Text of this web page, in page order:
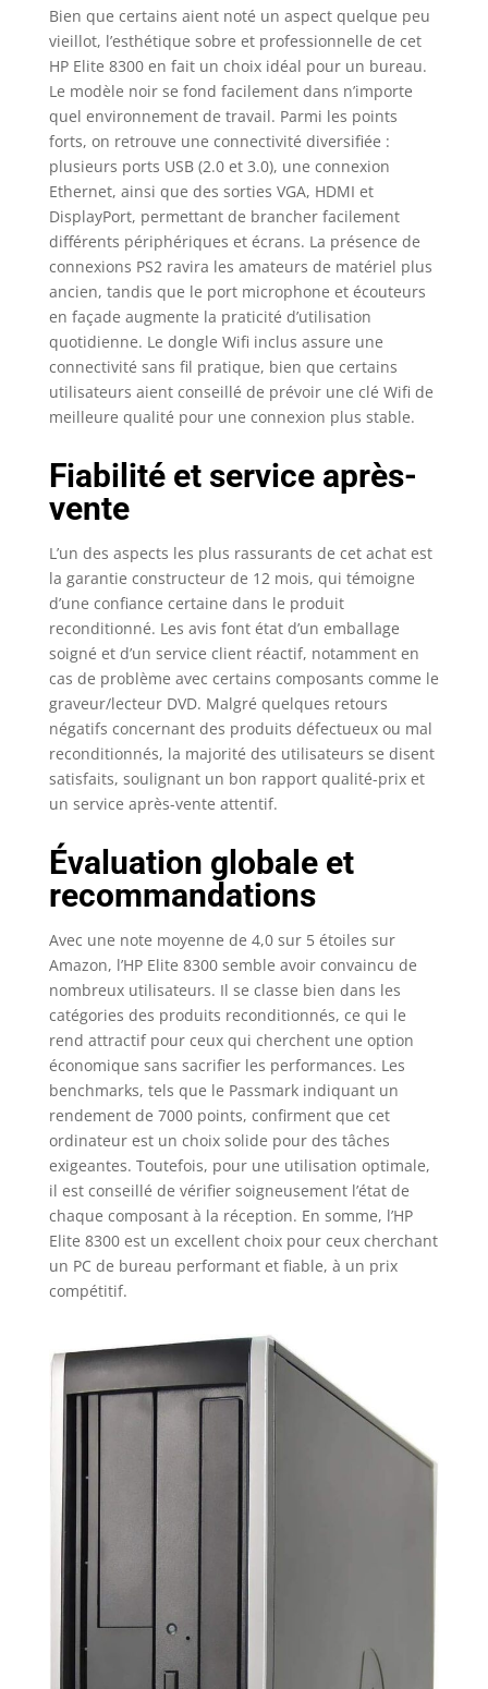
Bien que certains aient noté un aspect quelque peu
vieillot, l’esthétique sobre et professionnelle de cet
HP Elite 8300 en fait un choix idéal pour un bureau.
Le modèle noir se fond facilement dans n’importe
quel environnement de travail. Parmi les points
forts, on retrouve une connectivité diversifiée :
plusieurs ports USB (2.0 et 3.0), une connexion
Ethernet, ainsi que des sorties VGA, HDMI et
DisplayPort, permettant de brancher facilement
différents périphériques et écrans. La présence de
connexions PS2 ravira les amateurs de matériel plus
ancien, tandis que le port microphone et écouteurs
en façade augmente la praticité d’utilisation
quotidienne. Le dongle Wifi inclus assure une
connectivité sans fil pratique, bien que certains
utilisateurs aient conseillé de prévoir une clé Wifi de
meilleure qualité pour une connexion plus stable.
Fiabilité et service après-
vente
L’un des aspects les plus rassurants de cet achat est
la garantie constructeur de 12 mois, qui témoigne
d’une confiance certaine dans le produit
reconditionné. Les avis font état d’un emballage
soigné et d’un service client réactif, notamment en
cas de problème avec certains composants comme le
graveur/lecteur DVD. Malgré quelques retours
négatifs concernant des produits défectueux ou mal
reconditionnés, la majorité des utilisateurs se disent
satisfaits, soulignant un bon rapport qualité-prix et
un service après-vente attentif.
Évaluation globale et
recommandations
Avec une note moyenne de 4,0 sur 5 étoiles sur
Amazon, l’HP Elite 8300 semble avoir convaincu de
nombreux utilisateurs. Il se classe bien dans les
catégories des produits reconditionnés, ce qui le
rend attractif pour ceux qui cherchent une option
économique sans sacrifier les performances. Les
benchmarks, tels que le Passmark indiquant un
rendement de 7000 points, confirment que cet
ordinateur est un choix solide pour des tâches
exigeantes. Toutefois, pour une utilisation optimale,
il est conseillé de vérifier soigneusement l’état de
chaque composant à la réception. En somme, l’HP
Elite 8300 est un excellent choix pour ceux cherchant
un PC de bureau performant et fiable, à un prix
compétitif.